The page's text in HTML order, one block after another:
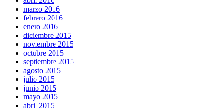
marzo 2016
febrero 2016
enero 2016
diciembre 2015
noviembre 2015
octubre 2015
septiembre 2015
agosto 2015
julio 2015
junio 2015
mayo 2015
abril 2015